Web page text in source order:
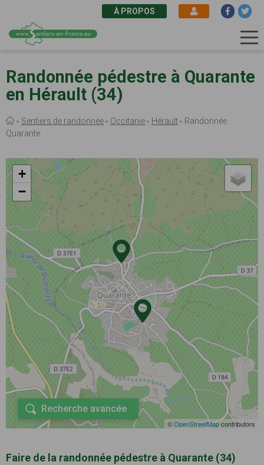
au
contenu
principal
À PROPOS
Randonnée pédestre à Quarante
en Hérault (34)
Fil
d'Ariane
Sentiers de randonnée Occitanie Hérault
Randonnée
Quarante
+
−
©OpenStreetMapcontributors
Recherche avancée
Faire de la randonnée pédestre à Quarante (34)